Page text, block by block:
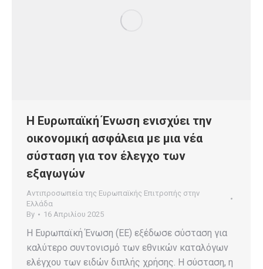
Η Ευρωπαϊκή Ένωση ενισχύει την
οικονομική ασφάλεια με μια νέα
σύσταση για τον έλεγχο των
εξαγωγών
Αντιπροσωπεία της Ευρωπαϊκής Επιτροπής στην
Ελλάδα
By
16 Απριλίου 2025
Η Ευρωπαϊκή Ένωση (ΕΕ) εξέδωσε σύσταση για
καλύτερο συντονισμό των εθνικών καταλόγων
ελέγχου των ειδών διπλής χρήσης. Η σύσταση, η